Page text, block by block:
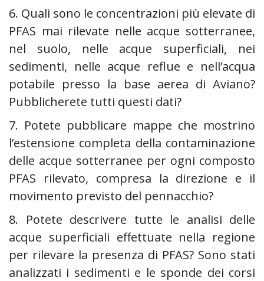
6. Quali sono le concentrazioni più elevate di
PFAS mai rilevate nelle acque sotterranee,
nel suolo, nelle acque superficiali, nei
sedimenti, nelle acque reflue e nell’acqua
potabile presso la base aerea di Aviano?
Pubblicherete tutti questi dati?
7. Potete pubblicare mappe che mostrino
l’estensione completa della contaminazione
delle acque sotterranee per ogni composto
PFAS rilevato, compresa la direzione e il
movimento previsto del pennacchio?
8. Potete descrivere tutte le analisi delle
acque superficiali effettuate nella regione
per rilevare la presenza di PFAS? Sono stati
analizzati i sedimenti e le sponde dei corsi